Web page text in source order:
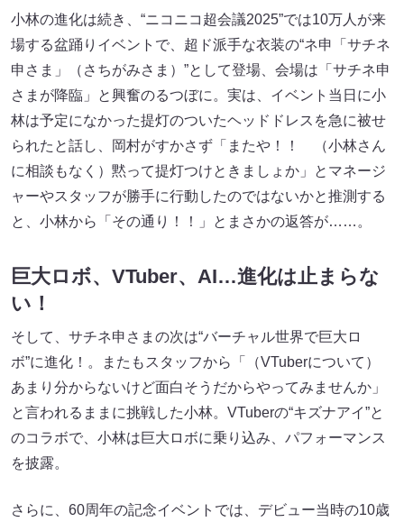
小林の進化は続き、“ニコニコ超会議2025”では10万人が来
場する盆踊りイベントで、超ド派手な衣装の“ネ申「サチネ
申さま」（さちがみさま）”として登場、会場は「サチネ申
さまが降臨」と興奮のるつぼに。実は、イベント当日に小
林は予定になかった提灯のついたヘッドドレスを急に被せ
られたと話し、岡村がすかさず「またや！！ （小林さん
に相談もなく）黙って提灯つけときましょか」とマネージ
ャーやスタッフが勝手に行動したのではないかと推測する
と、小林から「その通り！！」とまさかの返答が……。
巨大ロボ、VTuber、AI…進化は止まらな
い！
そして、サチネ申さまの次は“バーチャル世界で巨大ロ
ボ”に進化！。またもスタッフから「（VTuberについて）
あまり分からないけど面白そうだからやってみませんか」
と言われるままに挑戦した小林。VTuberの“キズナアイ”と
のコラボで、小林は巨大ロボに乗り込み、パフォーマンス
を披露。
さらに、60周年の記念イベントでは、デビュー当時の10歳